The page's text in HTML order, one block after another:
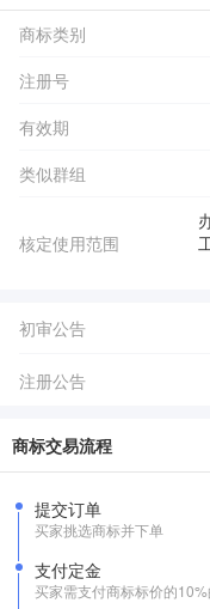
商标类别
注册号
有效期
类似群组
核定使用范围
初审公告
注册公告
商标交易流程
提交订单
买家挑选商标并下单
支付定金
买家需支付商标标价的